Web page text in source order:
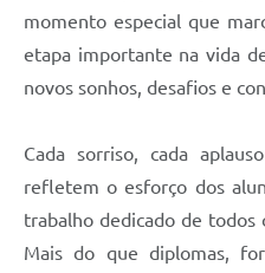
momento especial que
etapa importante na vida
novos sonhos, desafios e
Cada sorriso, cada
refletem o esforço dos
trabalho dedicado de todos
Mais do que diplomas,